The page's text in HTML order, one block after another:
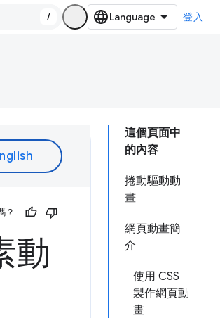
/ 登入
這個頁面中
的內容
捲動驅動動
畫
網頁動畫簡
介
使用 CSS
製作網頁動
畫
？
動